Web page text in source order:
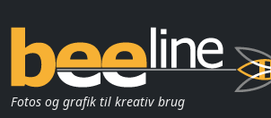
Fotos og grafik til kreativ brug